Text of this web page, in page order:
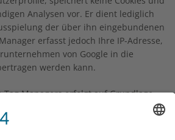
Analysen vor. Er dient lediglich
der über ihn eingebundenen
erfasst jedoch Ihre IP-Adresse,
von Google in die
werden kann.
Tag Managers erfolgt auf Grundlage
Der Websitebetreiber hat ein
einer schnellen und unkomplizierten